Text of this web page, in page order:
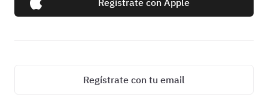
Regístrate con Apple
Regístrate con tu email